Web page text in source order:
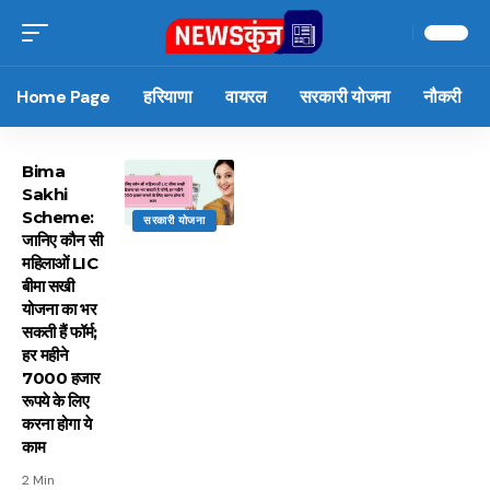
Home Page हरियाणा वायरल सरकारी योजना नौकरी
सरकारी योजना
Bima
Sakhi
Scheme:
जानिए कौन सी
महिलाओं LIC
बीमा सखी
योजना का भर
सकती हैं फॉर्म;
हर महीने
7000 हजार
रूपये के लिए
करना होगा ये
काम
2 Min